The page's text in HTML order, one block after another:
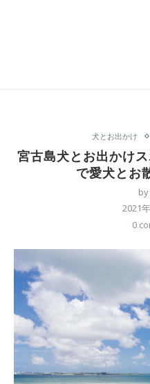
犬とお出かけ
宮古島犬とお出かけ
で愛犬とお
by
2021
0